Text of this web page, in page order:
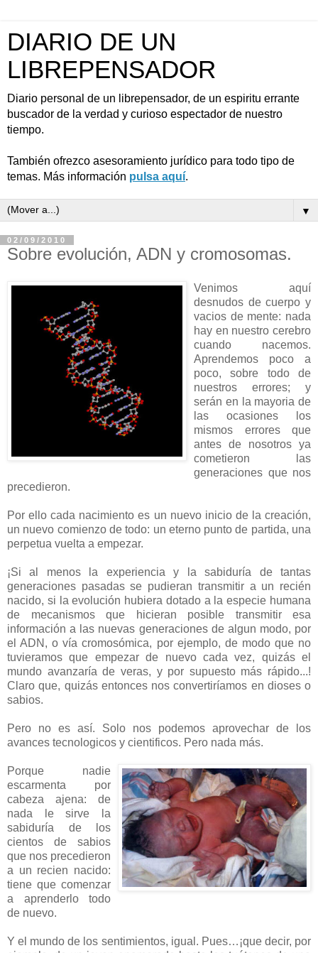
DIARIO DE UN
LIBREPENSADOR
Diario personal de un librepensador, de un espiritu errante
buscador de la verdad y curioso espectador de nuestro
tiempo.
También ofrezco asesoramiento jurídico para todo tipo de
temas. Más información pulsa aquí.
▼
02/09/2010
Sobre evolución, ADN y cromosomas.
Venimos aquí
desnudos de cuerpo y
vacios de mente: nada
hay en nuestro cerebro
cuando nacemos.
Aprendemos poco a
poco, sobre todo de
nuestros errores; y
serán en la mayoria de
las ocasiones los
mismos errores que
antes de nosotros ya
cometieron las
generaciones que nos
precedieron.
Por ello cada nacimiento es un nuevo inicio de la creación,
un nuevo comienzo de todo: un eterno punto de partida, una
perpetua vuelta a empezar.
¡Si al menos la experiencia y la sabiduría de tantas
generaciones pasadas se pudieran transmitir a un recién
nacido, si la evolución hubiera dotado a la especie humana
de mecanismos que hicieran posible transmitir esa
información a las nuevas generaciones de algun modo, por
el ADN, o vía cromosómica, por ejemplo, de modo que no
tuvieramos que empezar de nuevo cada vez, quizás el
mundo avanzaría de veras, y por supuesto más rápido...!
Claro que, quizás entonces nos convertiríamos en dioses o
sabios.
Pero no es así. Solo nos podemos aprovechar de los
avances tecnologicos y cientificos. Pero nada más.
Porque nadie
escarmenta por
cabeza ajena: de
nada le sirve la
sabiduría de los
cientos de sabios
que nos precedieron
a un recien nacido:
tiene que comenzar
a aprenderlo todo
de nuevo.
Y el mundo de los sentimientos, igual. Pues…¡que decir, por